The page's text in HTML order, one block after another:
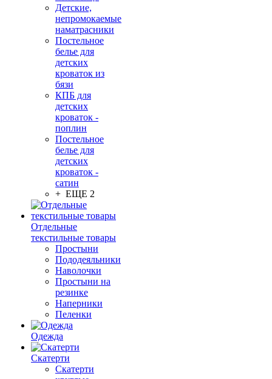
Детские,
непромокаемые
наматрасники
Постельное
белье для
детских
кроваток из
бязи
КПБ для
детских
кроваток -
поплин
Постельное
белье для
детских
кроваток -
сатин
+ ЕЩЕ 2
Отдельные
текстильные товары
Простыни
Пододеяльники
Наволочки
Простыни на
резинке
Наперники
Пеленки
Одежда
Скатерти
Скатерти